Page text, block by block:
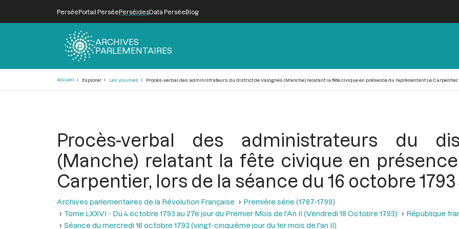
PerséePortail PerséePerséidesData PerséeBlog
ARCHIVES
PARLEMENTAIRES
Accueil Explorer Les volumes Procès-verbal des administrateurs du district de Valognes (Manche) relatant la fête civique en présence du représentant Le Carpentier,
Procès-verbal des administrateurs du
(Manche) relatant la fête civique en
Carpentier, lors de la séance du 16 octobre 1793
Archives parlementaires de la Révolution Française
Première série (1787-1799)
Tome LXXVI - Du 4 octobre 1793 au 27e jour du Premier Mois de l'An II (Vendredi 18 Octobre 1793)
République
Séance du mercredi 16 octobre 1793 (vingt-cinquième jour du 1er mois de l'an II)